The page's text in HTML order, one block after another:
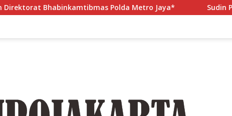
Polda Metro Jaya* Sudin PPAPP Kepulauan Seribu